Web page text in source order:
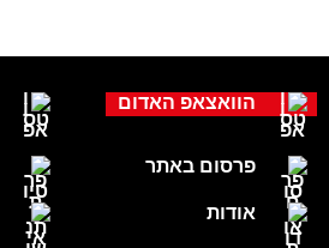
הוואצאפ האדום
פרסום באתר
אודות